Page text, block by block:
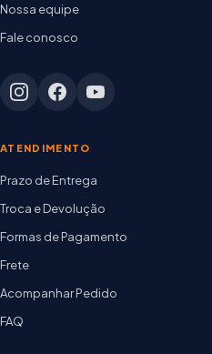
Nossa equipe
Fale conosco
ATENDIMENTO
Prazo de Entrega
Troca e Devolução
Formas de Pagamento
Frete
Acompanhar Pedido
FAQ